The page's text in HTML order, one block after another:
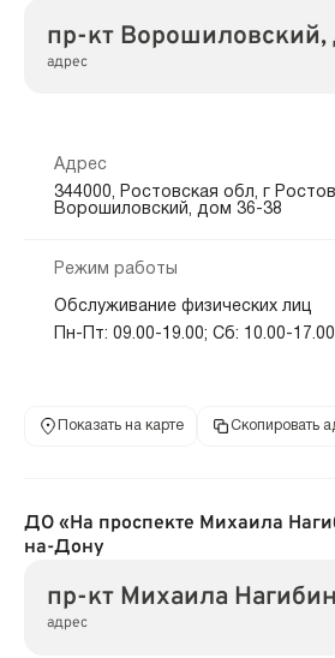
пр-кт
адрес
Адрес
344000, Ростовская обл, г
Ворошиловский, дом 36-38
Режим работы
Обслуживание физических лиц
Пн-Пт: 09.00-19.00; Сб: 10.00-
Показать на карте Скопировать
ДО «На проспекте Михаила
на-Дону
пр-кт Михаила
адрес